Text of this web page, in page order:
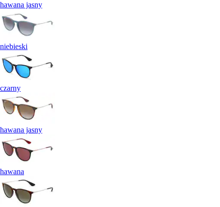
hawana jasny
niebieski
czarny
hawana jasny
hawana